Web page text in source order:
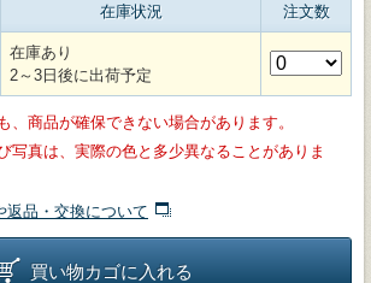
在庫状況 注文数
在庫あり
2～3日後に出荷予定
、商品が確保できない場合があります。
写真は、実際の色と多少異なることがありま
返品・交換について
買い物カゴに入れる